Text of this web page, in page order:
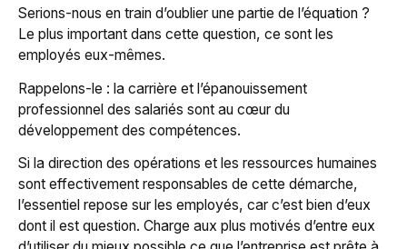
Serions-nous en train d’oublier une partie de l’équation ?
Le plus important dans cette question, ce sont les
employés eux-mêmes.
Rappelons-le : la carrière et l’épanouissement
professionnel des salariés sont au cœur du
développement des compétences.
Si la direction des opérations et les ressources humaines
sont effectivement responsables de cette démarche,
l’essentiel repose sur les employés, car c’est bien d’eux
dont il est question. Charge aux plus motivés d’entre eux